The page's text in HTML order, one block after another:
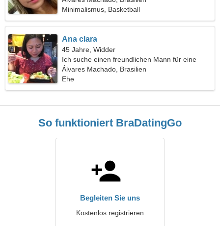
Minimalismus, Basketball
Ana clara
45 Jahre, Widder
Ich suche einen freundlichen Mann für eine
Familie
Álvares Machado, Brasilien
Ehe
So funktioniert BraDatingGo
Begleiten Sie uns
Kostenlos registrieren